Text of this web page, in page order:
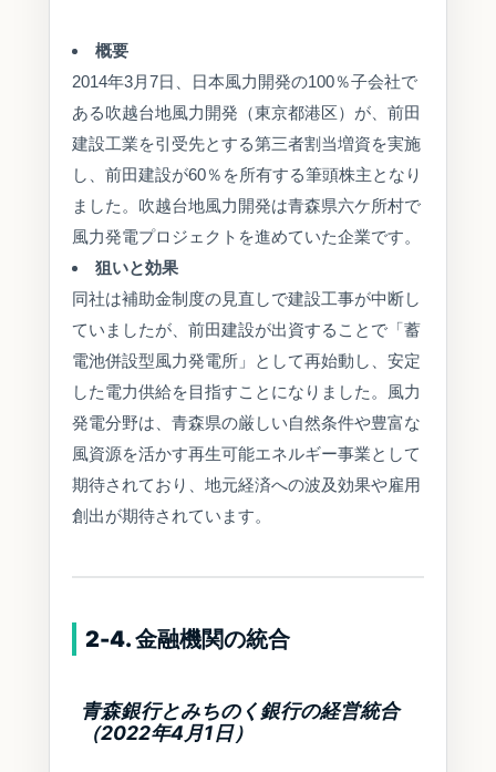
概要
2014年3月7日、日本風力開発の100％子会社で
ある吹越台地風力開発（東京都港区）が、前田
建設工業を引受先とする第三者割当増資を実施
し、前田建設が60％を所有する筆頭株主となり
ました。吹越台地風力開発は青森県六ケ所村で
風力発電プロジェクトを進めていた企業です。
狙いと効果
同社は補助金制度の見直しで建設工事が中断し
ていましたが、前田建設が出資することで「蓄
電池併設型風力発電所」として再始動し、安定
した電力供給を目指すことになりました。風力
発電分野は、青森県の厳しい自然条件や豊富な
風資源を活かす再生可能エネルギー事業として
期待されており、地元経済への波及効果や雇用
創出が期待されています。
2-4. 金融機関の統合
青森銀行とみちのく銀行の経営統合
（2022年4月1日）